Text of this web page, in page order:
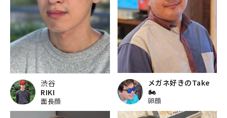
渋谷
RIKI
面長顔
メガネ好きのTake
🏍
卵顔